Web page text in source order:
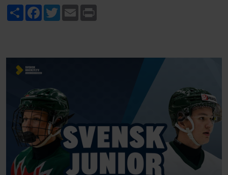
ShareFacebook
TwitterEmail